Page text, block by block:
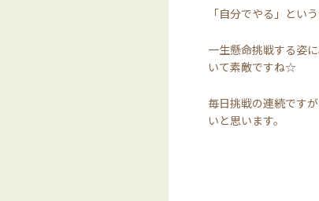
「自分でやる」とい
一生懸命挑戦する姿
いて素敵ですね☆
毎日挑戦の連続です
いと思います。